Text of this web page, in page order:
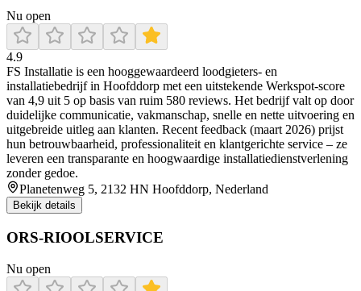
Nu open
4.9
FS Installatie is een hooggewaardeerd loodgieters- en
installatiebedrijf in Hoofddorp met een uitstekende Werkspot-score
van 4,9 uit 5 op basis van ruim 580 reviews. Het bedrijf valt op door
duidelijke communicatie, vakmanschap, snelle en nette uitvoering en
uitgebreide uitleg aan klanten. Recent feedback (maart 2026) prijst
hun betrouwbaarheid, professionaliteit en klantgerichte service – ze
leveren een transparante en hoogwaardige installatiedienstverlening
zonder gedoe.
Planetenweg 5, 2132 HN Hoofddorp, Nederland
Bekijk details
ORS-RIOOLSERVICE
Nu open